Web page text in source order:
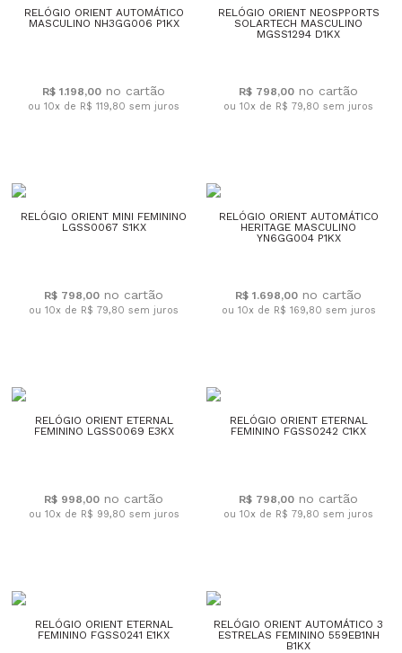
RELÓGIO ORIENT AUTOMÁTICO
MASCULINO NH3GG006 P1KX
R$ 1.198,00
ou 10x de R$ 119,80 sem juros
RELÓGIO ORIENT NEOSPPORTS
SOLARTECH MASCULINO
MGSS1294 D1KX
R$ 798,00
ou 10x de R$ 79,80 sem juros
RELÓGIO ORIENT MINI FEMININO
LGSS0067 S1KX
R$ 798,00
ou 10x de R$ 79,80 sem juros
RELÓGIO ORIENT AUTOMÁTICO
HERITAGE MASCULINO
YN6GG004 P1KX
R$ 1.698,00
ou 10x de R$ 169,80 sem juros
RELÓGIO ORIENT ETERNAL
FEMININO LGSS0069 E3KX
R$ 998,00
ou 10x de R$ 99,80 sem juros
RELÓGIO ORIENT ETERNAL
FEMININO FGSS0242 C1KX
R$ 798,00
ou 10x de R$ 79,80 sem juros
RELÓGIO ORIENT ETERNAL
FEMININO FGSS0241 E1KX
RELÓGIO ORIENT AUTOMÁTICO 3
ESTRELAS FEMININO 559EB1NH
B1KX